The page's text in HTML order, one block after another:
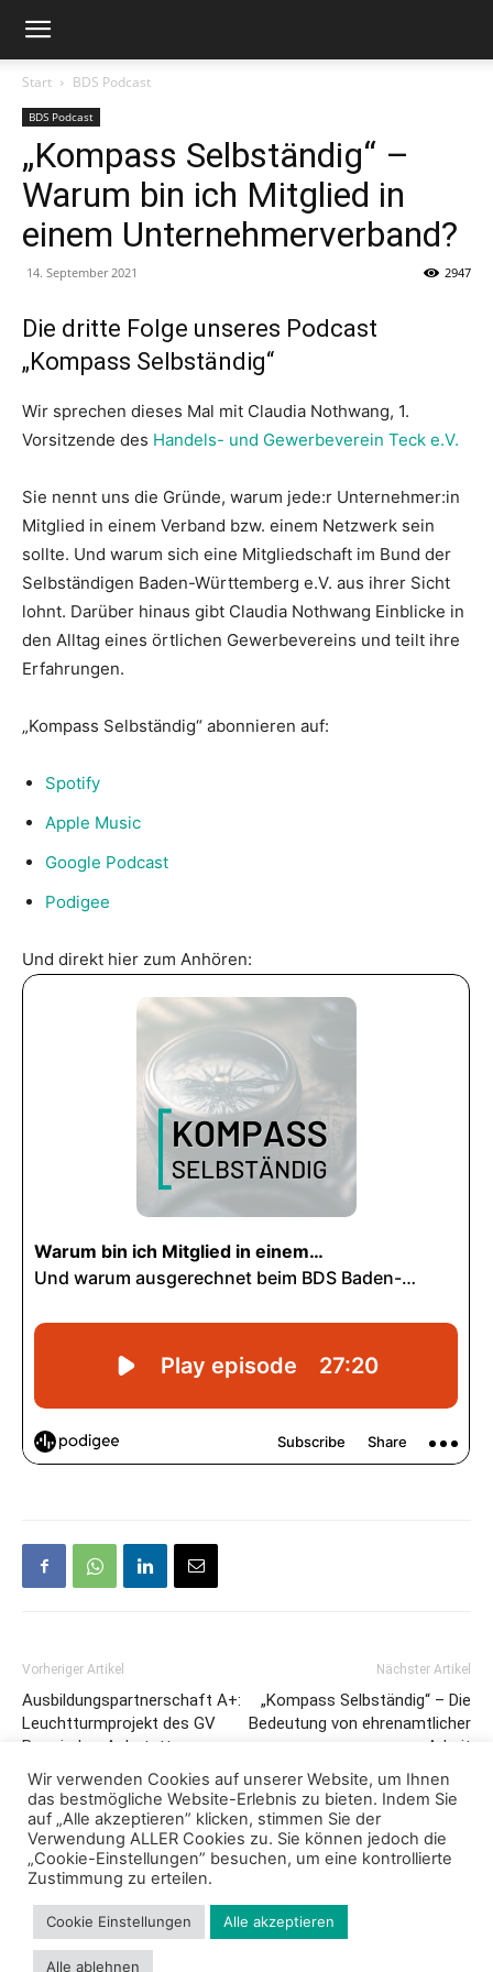
Start BDS Podcast
BDS Podcast
„Kompass Selbständig“ –
Warum bin ich Mitglied in
einem Unternehmerverband?
14. September 2021 2947
Die dritte Folge unseres Podcast
„Kompass Selbständig“
Wir sprechen dieses Mal mit Claudia Nothwang, 1.
Vorsitzende des Handels- und Gewerbeverein Teck e.V.
Sie nennt uns die Gründe, warum jede:r Unternehmer:in
Mitglied in einem Verband bzw. einem Netzwerk sein
sollte. Und warum sich eine Mitgliedschaft im Bund der
Selbständigen Baden-Württemberg e.V. aus ihrer Sicht
lohnt. Darüber hinaus gibt Claudia Nothwang Einblicke in
den Alltag eines örtlichen Gewerbevereins und teilt ihre
Erfahrungen.
„Kompass Selbständig“ abonnieren auf:
Spotify
Apple Music
Google Podcast
Podigee
Und direkt hier zum Anhören:
Vorheriger Artikel
Ausbildungspartnerschaft A+:
Leuchtturmprojekt des GV
Burgrieden-Achstetten
Nächster Artikel
„Kompass Selbständig“ – Die
Bedeutung von ehrenamtlicher
Arbeit
Impressum
Wir verwenden Cookies auf unserer Website, um Ihnen
das bestmögliche Website-Erlebnis zu bieten. Indem Sie
auf „Alle akzeptieren” klicken, stimmen Sie der
Verwendung ALLER Cookies zu. Sie können jedoch die
„Cookie-Einstellungen” besuchen, um eine kontrollierte
Zustimmung zu erteilen.
Cookie Einstellungen Alle akzeptieren
Alle ablehnen